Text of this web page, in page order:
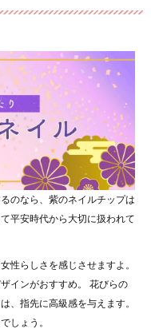
のなら、紫のネイルチップは
平安時代から大切に扱われて
性らしさを感じさせますよ。
インがおすすめ。 花びらの
、指先に高級感を与えます。
しょう。